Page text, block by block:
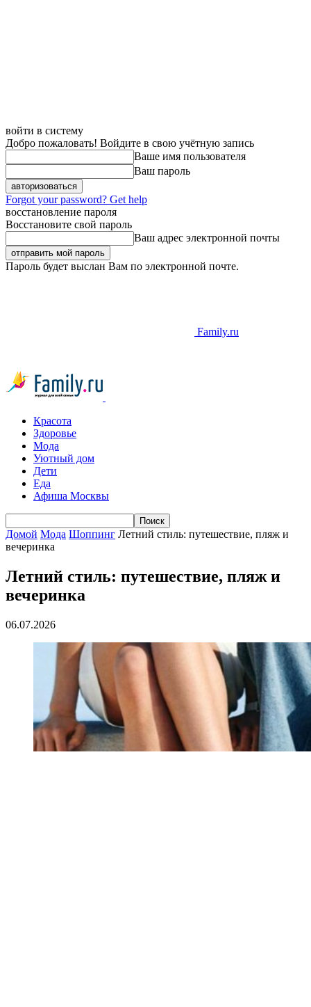
войти в систему
Добро пожаловать! Войдите в свою учётную запись
Ваше имя пользователя
Ваш пароль
Forgot your password? Get help
восстановление пароля
Восстановите свой пароль
Ваш адрес электронной почты
Пароль будет выслан Вам по электронной почте.
Family.ru
Красота
Здоровье
Мода
Уютный дом
Дети
Еда
Афиша Москвы
Домой Мода Шоппинг Летний стиль: путешествие, пляж и
вечеринка
Летний стиль: путешествие, пляж и
вечеринка
06.07.2026